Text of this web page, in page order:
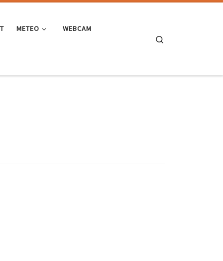
METEO WEBCAM